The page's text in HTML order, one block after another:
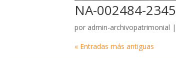
NA-002484-2345
por admin-archivopatrimonial |
« Entradas más antiguas